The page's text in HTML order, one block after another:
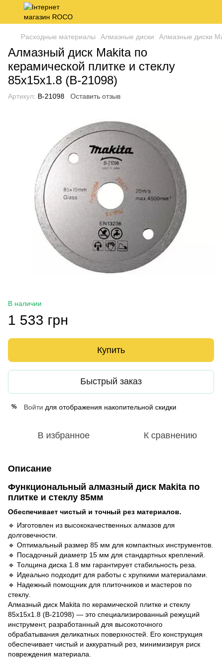
Расходные материалы Алмазные диски Алмазные диски
Алмазный диск Makita по
керамической плитке и стеклу
85х15х1.8 (B-21098)
Артикул: B-21098 Оставить отзыв
В наличии
1 533 грн
Купить
Быстрый заказ
% Войти для отображения накопительной скидки
В избранное К сравнению
Описание
Функциональный алмазный диск Makita по
плитке и стеклу 85мм
Обеспечивает чистый и точный рез материалов.
🔹 Изготовлен из высококачественных алмазов для
долговечности.
🔹 Оптимальный размер 85 мм для компактных инструментов.
🔹 Посадочный диаметр 15 мм для стандартных креплений.
🔹 Толщина диска 1.8 мм гарантирует стабильность реза.
🔹 Идеально подходит для работы с хрупкими материалами.
🔹 Надежный помощник для плиточников и мастеров по
стеклу.
Алмазный диск Makita по керамической плитке и стеклу
85х15х1.8 (B-21098) — это специализированный режущий
инструмент, разработанный для высокоточного
обрабатывания деликатных поверхностей. Его конструкция
обеспечивает чистый и аккуратный рез, минимизируя риск
повреждения материала.